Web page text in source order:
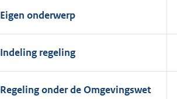
Eigen onderwerp
Indeling regeling
Regeling onder de Omgevingswet